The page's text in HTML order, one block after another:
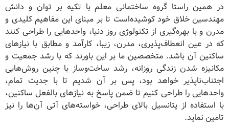
در همین راستا گروه ساختمانی معلم با تکیه بر توان و دانش
مهندسین خلاق خود کوشیده‌است تا بر مبنای این مفاهیم کلیدی و
مدرن و با بهره‌گیری از تکنولوژی روز دنیا، واحدهایی را طراحی کنند
که در عین انعطاف‌پذیری، مدرن، زیبا، کارآمد و مطابق با نیازهای
ساکنین آن باشد. متخصصین ما بر این باورند که با رشد جمعیت و
مکانیزه شدن زندگی روزانه، رشد ساخت‌وساز با چنین روش‌هایی
اجتناب‌ناپذیر خواهد بود، پس بر آن شدیم تا با جدیت تمام،
واحدهایی را طراحی کنیم تا ضمن پاسخ به نیازهای بالفعل ساکنین،
با استفاده از پتانسیل بالای طراحی، خواسته‌های آتی آن‌ها را نیز
تامین نماید.